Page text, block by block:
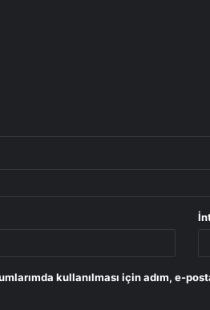
kullanılması için adım, e-